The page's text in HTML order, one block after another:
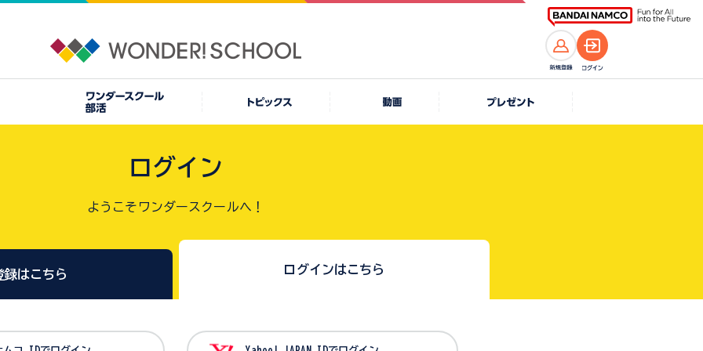
ログイン
ようこそワンダースクールへ！
録はこちら ログインはこちら